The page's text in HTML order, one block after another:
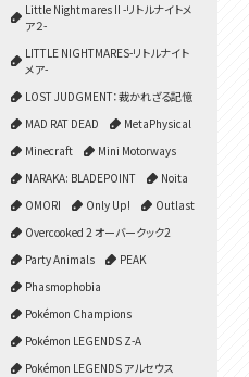
Little Nightmares II -リトルナイトメ
ア２-
LITTLE NIGHTMARES-リトルナイト
メア-
LOST JUDGMENT：裁かれざる記憶
MAD RAT DEAD
MetaPhysical
Minecraft
Mini Motorways
NARAKA: BLADEPOINT
Noita
OMORI
Only Up!
Outlast
Overcooked 2 オーバークック2
Party Animals
PEAK
Phasmophobia
Pokémon Champions
Pokémon LEGENDS Z-A
Pokémon LEGENDS アルセウス